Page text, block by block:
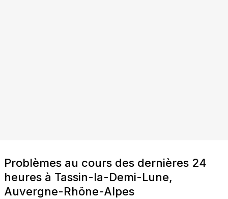
Problèmes au cours des dernières 24
heures à Tassin-la-Demi-Lune,
Auvergne-Rhône-Alpes